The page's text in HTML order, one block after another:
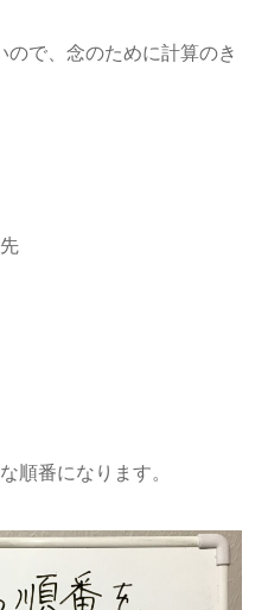
ので、念のために計算のき
順番になります。